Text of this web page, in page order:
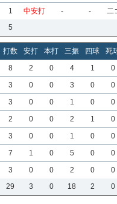
1 中安打 - - 二
5
打数 安打 本打 三振 四球 死
8 2 0 4 1 0
3 0 0 3 0 0
3 0 0 1 0 0
2 0 0 2 1 0
3 0 0 1 0 0
7 1 0 5 0 0
3 0 0 2 0 0
29 3 0 18 2 0